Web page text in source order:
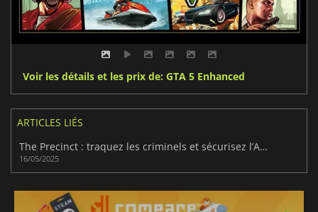
Voir les détails et les prix de: GTA 5 Enhanced
ARTICLES LIÉS
The Precinct : traquez les criminels et sécurisez l’Averno, poursuite après poursuite
16/05/2025